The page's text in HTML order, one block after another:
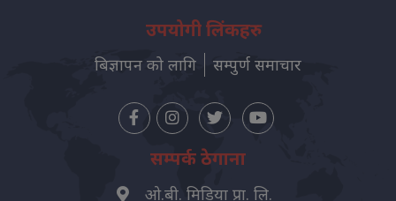
उपयोगी लिंकहरु
बिज्ञापन को लागि सम्पुर्ण समाचार
सम्पर्क ठेगाना
ओ.बी. मिडिया प्रा. लि.